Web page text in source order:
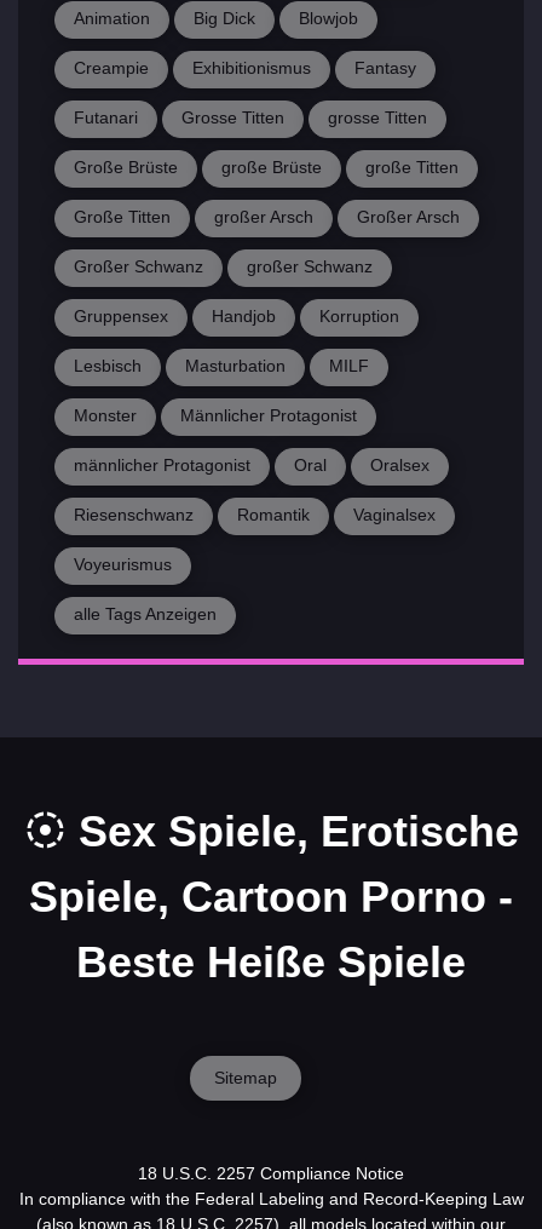
Animation Big Dick Blowjob
Creampie Exhibitionismus Fantasy
Futanari Grosse Titten grosse Titten
Große Brüste große Brüste große Titten
Große Titten großer Arsch Großer Arsch
Großer Schwanz großer Schwanz
Gruppensex Handjob Korruption
Lesbisch Masturbation MILF
Monster Männlicher Protagonist
männlicher Protagonist Oral Oralsex
Riesenschwanz Romantik Vaginalsex
Voyeurismus
alle Tags Anzeigen
Sex Spiele, Erotische
Spiele, Cartoon Porno -
Beste Heiße Spiele
Sitemap
18 U.S.C. 2257 Compliance Notice
In compliance with the Federal Labeling and Record-Keeping Law
(also known as 18 U.S.C. 2257), all models located within our